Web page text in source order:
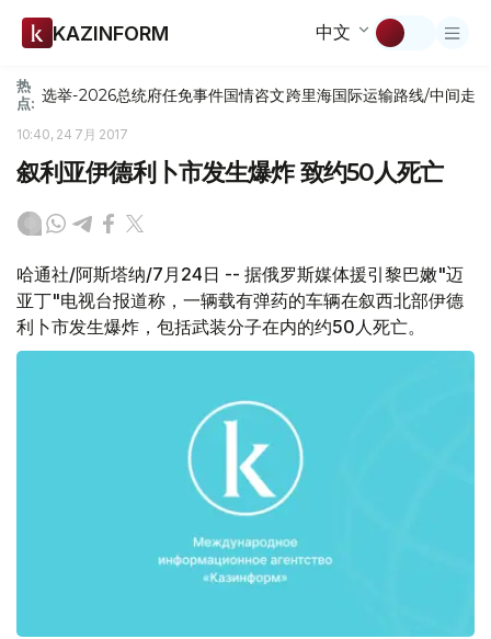
KAZINFORM 中文
热
点: 选举-2026总统府任免事件国情咨文跨里海国际运输路线/中间走廊
10:40, 24 7月 2017
叙利亚伊德利卜市发生爆炸 致约50人死亡
哈通社/阿斯塔纳/7月24日 -- 据俄罗斯媒体援引黎巴嫩"迈
亚丁"电视台报道称，一辆载有弹药的车辆在叙西北部伊德
利卜市发生爆炸，包括武装分子在内的约50人死亡。